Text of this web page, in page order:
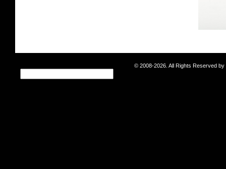
© 2008-2026. All Rights Reserved